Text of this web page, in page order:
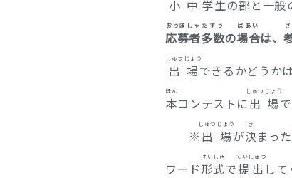
小中 学生の部 と 一般
応募者
おうぼしゃ
多数
たすう
の場合
ばあい
は、
出場
しゅつじょう
できるかどうか
本
ほん
コンテストに出場
しゅつじょう
※ 出
しゅつ
場
じょう
が決
き
まった
ワード形式
けいしき
で提出
ていしゅつ
して